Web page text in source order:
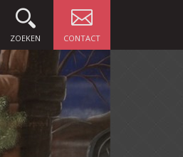
CONTACT
ZOEKEN